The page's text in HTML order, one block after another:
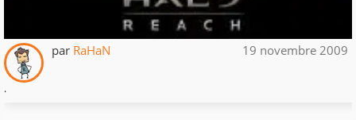
par RaHaN 19 novembre 2009
.